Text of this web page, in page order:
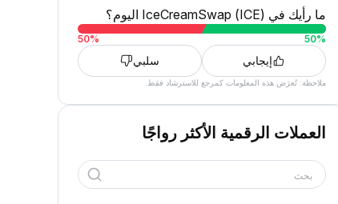
ما رأيك في IceCreamSwap (ICE) اليوم؟
50%
50%
إيجابي سلبي
ملاحظة: تُعرَض هذه المعلومات كمرجع للاسترشاد فقط.
العملات الرقمية الأكثر رواجًا
بحث